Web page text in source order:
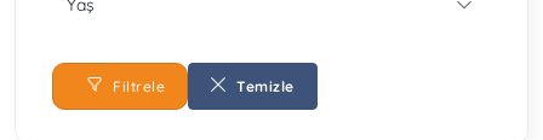
Yaş
Filtrele Temizle